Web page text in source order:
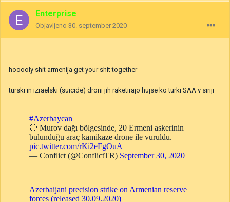
Enterprise
Objavljeno 30. september 2020
hooooly shit armenija get your shit together
turski in izraelski (suicide) droni jih raketirajo hujse ko turki SAA v siriji